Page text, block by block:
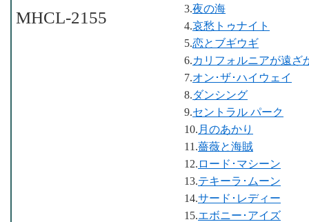
3.夜の海
4.哀愁トゥナイト
5.恋とブギウギ
6.カリフォルニアが遠ざ
7.オン･ザ･ハイウェイ
8.ダンシング
9.セントラル パーク
10. 月のあかり
11.薔薇と海賊
12. ロード･マシーン
13.テキーラ･ムーン
14.サード･レディー
15.エボニー･アイズ
MHCL-2155